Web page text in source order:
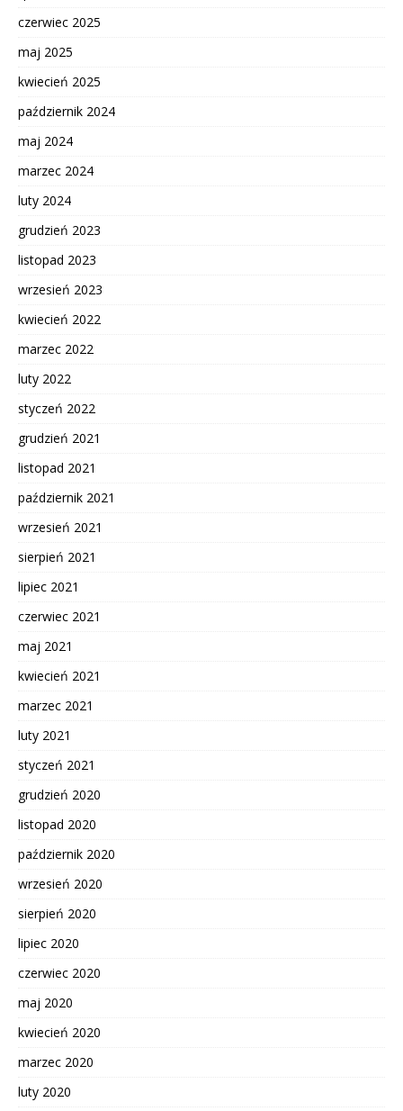
czerwiec 2025
maj 2025
kwiecień 2025
październik 2024
maj 2024
marzec 2024
luty 2024
grudzień 2023
listopad 2023
wrzesień 2023
kwiecień 2022
marzec 2022
luty 2022
styczeń 2022
grudzień 2021
listopad 2021
październik 2021
wrzesień 2021
sierpień 2021
lipiec 2021
czerwiec 2021
maj 2021
kwiecień 2021
marzec 2021
luty 2021
styczeń 2021
grudzień 2020
listopad 2020
październik 2020
wrzesień 2020
sierpień 2020
lipiec 2020
czerwiec 2020
maj 2020
kwiecień 2020
marzec 2020
luty 2020